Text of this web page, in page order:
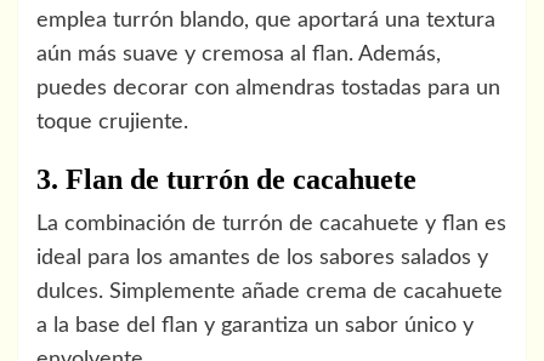
emplea turrón blando, que aportará una textura
aún más suave y cremosa al flan. Además,
puedes decorar con almendras tostadas para un
toque crujiente.
3. Flan de turrón de cacahuete
La combinación de turrón de cacahuete y flan es
ideal para los amantes de los sabores salados y
dulces. Simplemente añade crema de cacahuete
a la base del flan y garantiza un sabor único y